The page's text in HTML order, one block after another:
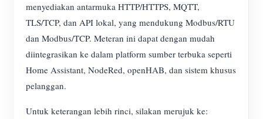
menyediakan antarmuka HTTP/HTTPS, MQTT,
TLS/TCP, dan API lokal, yang mendukung Modbus/RTU
dan Modbus/TCP. Meteran ini dapat dengan mudah
diintegrasikan ke dalam platform sumber terbuka seperti
Home Assistant, NodeRed, openHAB, dan sistem khusus
pelanggan.
Untuk keterangan lebih rinci, silakan merujuk ke: